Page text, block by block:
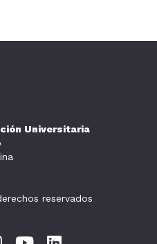
Universitaria
reservados